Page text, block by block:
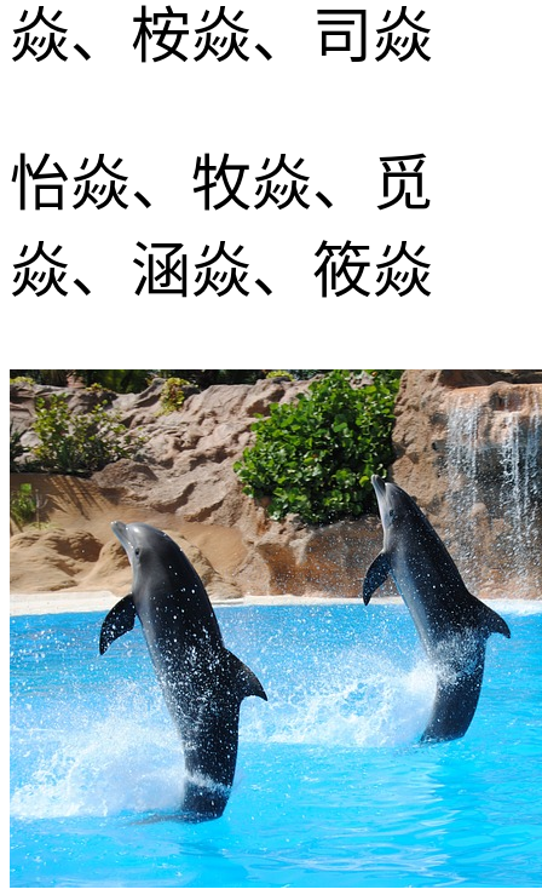
焱、桉焱、司焱
怡焱、牧焱、觅
焱、涵焱、筱焱